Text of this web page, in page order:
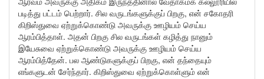
படித்து பட்டம் பெற்றார். சில வருடங்களுக்குப் பிறகு, என் சகோதரி
கிறிஸ்துவை ஏற்றுக்கொண்டு அவருக்கு ஊழியம் செய்ய
ஆரம்பித்தாள். அதன் பிறகு சில வருடங்கள் கழித்து நானும்
இயேசுவை ஏற்றுக்கொண்டு அவருக்கு ஊழியம் செய்ய
ஆரம்பித்தேன். பல ஆண்டுகளுக்குப் பிறகு, என் தந்தையும்
எங்களுடன் சேர்ந்தார். கிறிஸ்துவை ஏற்றுக்கொள்ளும் என்